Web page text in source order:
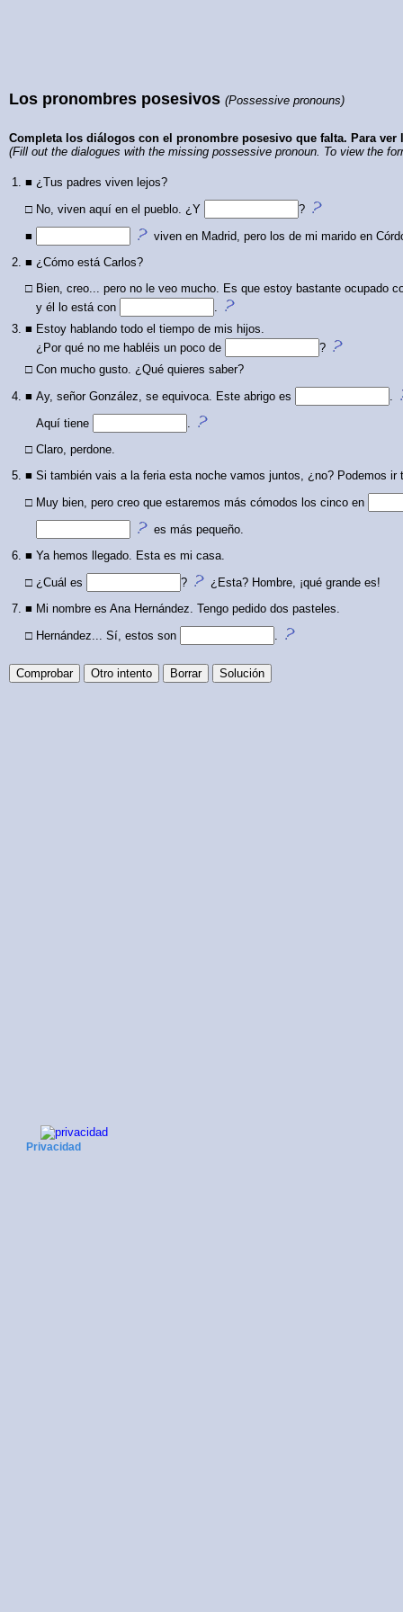
Los pronombres posesivos (Possessive pronouns)
Completa los diálogos con el pronombre posesivo que falta. Para
(Fill out the dialogues with the missing possessive pronoun. To view the
1. ■ ¿Tus padres viven lejos?
□ No, viven aquí en el pueblo. ¿Y
?
■
viven en Madrid, pero los de mi marido en
2. ■ ¿Cómo está Carlos?
□ Bien, creo... pero no le veo mucho. Es que estoy bastante ocupado
y él lo está con
.
3. ■ Estoy hablando todo el tiempo de mis hijos.
¿Por qué no me habléis un poco de
?
□ Con mucho gusto. ¿Qué quieres saber?
4. ■ Ay, señor González, se equivoca. Este abrigo es
.
Aquí tiene
.
□ Claro, perdone.
5. ■ Si también vais a la feria esta noche vamos juntos, ¿no? Podemos ir
□ Muy bien, pero creo que estaremos más cómodos los cinco en
es más pequeño.
6. ■ Ya hemos llegado. Esta es mi casa.
□ ¿Cuál es ?
¿Esta? Hombre, ¡qué grande es!
7. ■ Mi nombre es Ana Hernández. Tengo pedido dos pasteles.
□ Hernández... Sí, estos son .
Privacidad